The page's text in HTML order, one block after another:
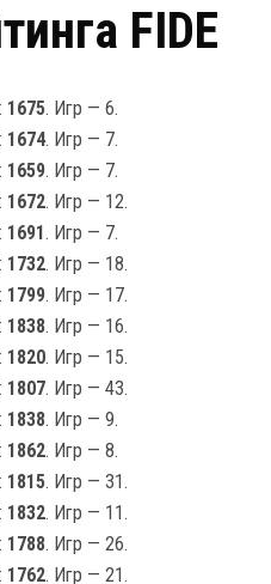
FIDE
1675. Игр — 6.
1674. Игр — 7.
1659. Игр — 7.
1672. Игр — 12.
1691. Игр — 7.
1732. Игр — 18.
1799. Игр — 17.
1838. Игр — 16.
1820. Игр — 15.
1807. Игр — 43.
1838. Игр — 9.
1862. Игр — 8.
1815. Игр — 31.
1832. Игр — 11.
1788. Игр — 26.
1762. Игр — 21.